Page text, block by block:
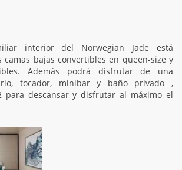
interior del Norwegian Jade está
camas bajas convertibles en queen-size y
Además podrá disfrutar de una
tocador, minibar y baño privado ,
para descansar y disfrutar al máximo el